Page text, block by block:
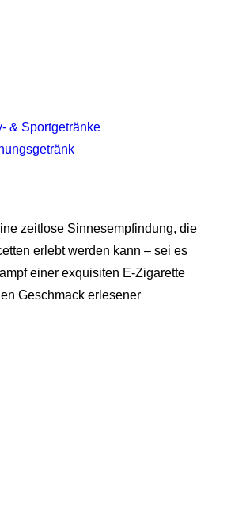
& Sportgetränke
zeitlose Sinnesempfindung, die
erlebt werden kann – sei es
einer exquisiten E-Zigarette
Geschmack erlesener